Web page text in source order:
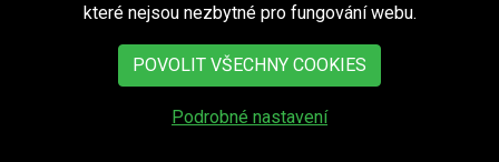
RSS
Bezbariérový přístup v obci
copyright © 2018 - 2026Obec Zdechovice
které nejsou nezbytné pro fungování webu.
POVOLIT VŠECHNY COOKIES
Podrobné nastavení